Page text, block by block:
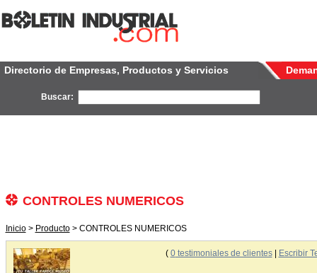
Directorio de Empresas, Productos y Servicios
Buscar:
CONTROLES NUMERICOS
Inicio> Producto> CONTROLES NUMERICOS
( 0testimoniales de clientes| Escribir